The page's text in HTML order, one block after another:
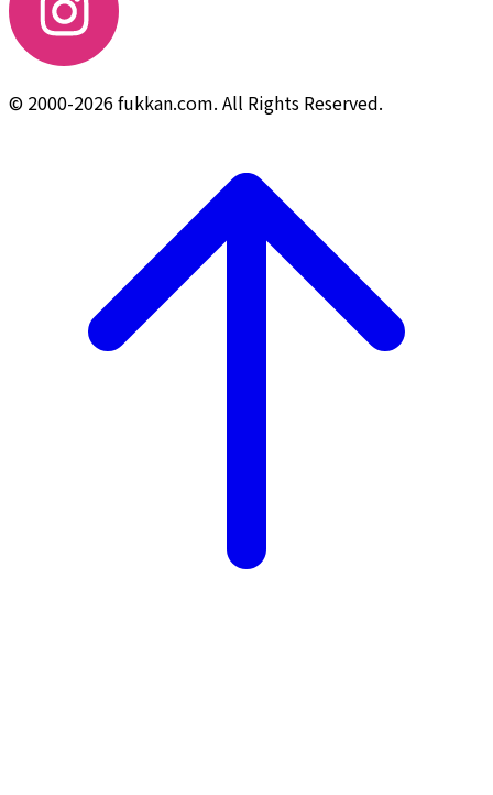
© 2000-2026 fukkan.com. All Rights Reserved.